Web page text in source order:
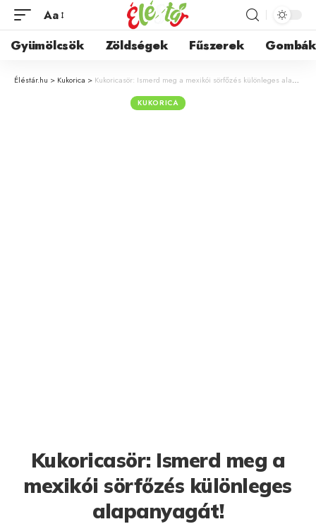
Aa
Gyümölcsök Zöldségek Fűszerek Gombák
Éléstár.hu > Kukorica > Kukoricasör: Ismerd meg a mexikói sörfőzés különleges alapanyagát!
KUKORICA
Kukoricasör: Ismerd meg a
mexikói sörfőzés különleges
alapanyagát!